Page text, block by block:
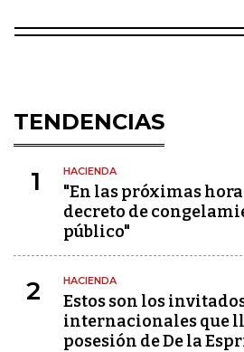
TENDENCIAS
1 HACIENDA
"En las próximas
decreto de
público"
2 HACIENDA
Estos son los
internacionales que
posesión de De la